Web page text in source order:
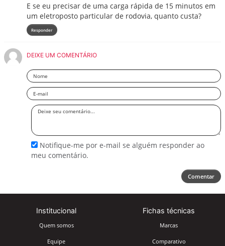
E se eu precisar de uma carga rápida de 15 minutos em
um eletroposto particular de rodovia, quanto custa?
Responder
DEIXE UM COMENTÁRIO
Nome
Email
Deixe
Notifique-me por e-mail se alguém responder ao
meu comentário.
Comentar
Institucional
Quem somos
Equipe
Fichas técnicas
Marcas
Comparativo